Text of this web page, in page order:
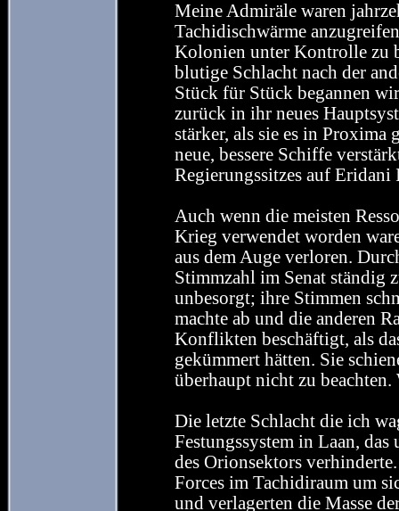
Meine Admiräle waren
Tachidischwärme
Kolonien unter Kontrolle zu
blutige Schlacht nach der
Stück für Stück begannen
zurück in ihr neues
stärker, als sie es in Proxima
neue, bessere Schiffe
Regierungssitzes auf
Auch wenn die meisten
Krieg verwendet worden
aus dem Auge verloren.
Stimmzahl im Senat ständig
unbesorgt; ihre Stimmen
machte ab und die anderen
Konflikten beschäftigt, als
gekümmert hätten. Sie
überhaupt nicht zu beachten.
Die letzte Schlacht die ich
Festungssystem in Laan,
des Orionsektors
Forces im Tachidiraum um
und verlagerten die Masse